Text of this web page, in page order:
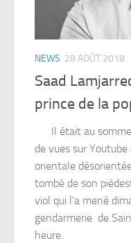
NEWS 28 AOÛT 2018
Saad
prince de la
Il était au
de vues sur
orientale
tombé de son
viol qui l’a mené
gendarmerie de
heure.